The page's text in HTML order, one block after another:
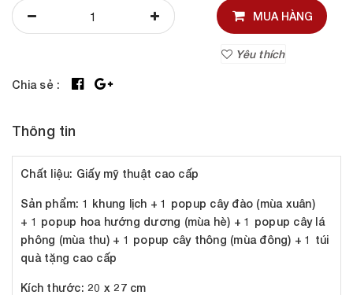
MUA HÀNG
Yêu thích
Chia sẻ :
Thông tin
Chất liệu: Giấy mỹ thuật cao cấp
Sản phẩm: 1 khung lịch + 1 popup cây đào (mùa xuân)
+ 1 popup hoa hướng dương (mùa hè) + 1 popup cây lá
phông (mùa thu) + 1 popup cây thông (mùa đông) + 1 túi
quà tặng cao cấp
Kích thước: 20 x 27 cm